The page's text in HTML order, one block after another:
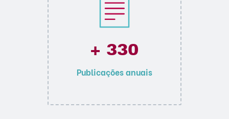
+ 330
Publicações anuais